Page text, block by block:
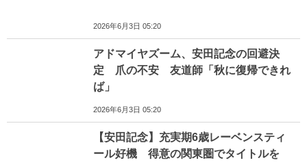
2026年6月3日 05:20
アドマイヤズーム、安田記念の回避決
定 爪の不安 友道師「秋に復帰できれ
ば」
2026年6月3日 05:20
【安田記念】充実期6歳レーベンスティ
ール好機 得意の関東圏でタイトルを